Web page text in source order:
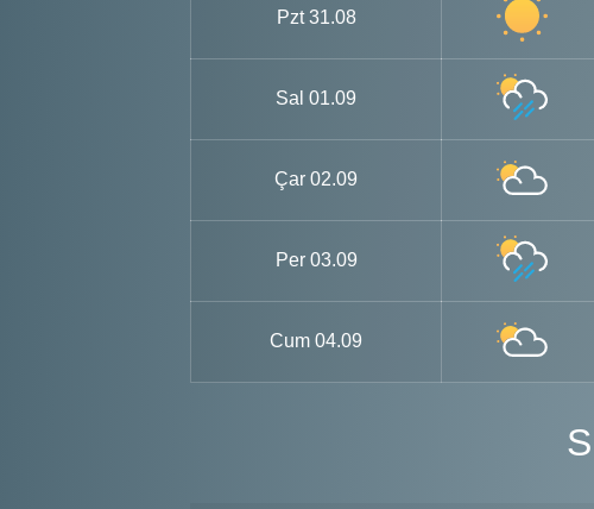
Pzt 31.08
Sal 01.09
Çar 02.09
Per 03.09
Cum 04.09